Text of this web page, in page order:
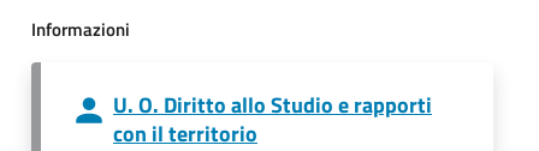
Informazioni
U. O. Diritto allo Studio e rapporti
con il territorio